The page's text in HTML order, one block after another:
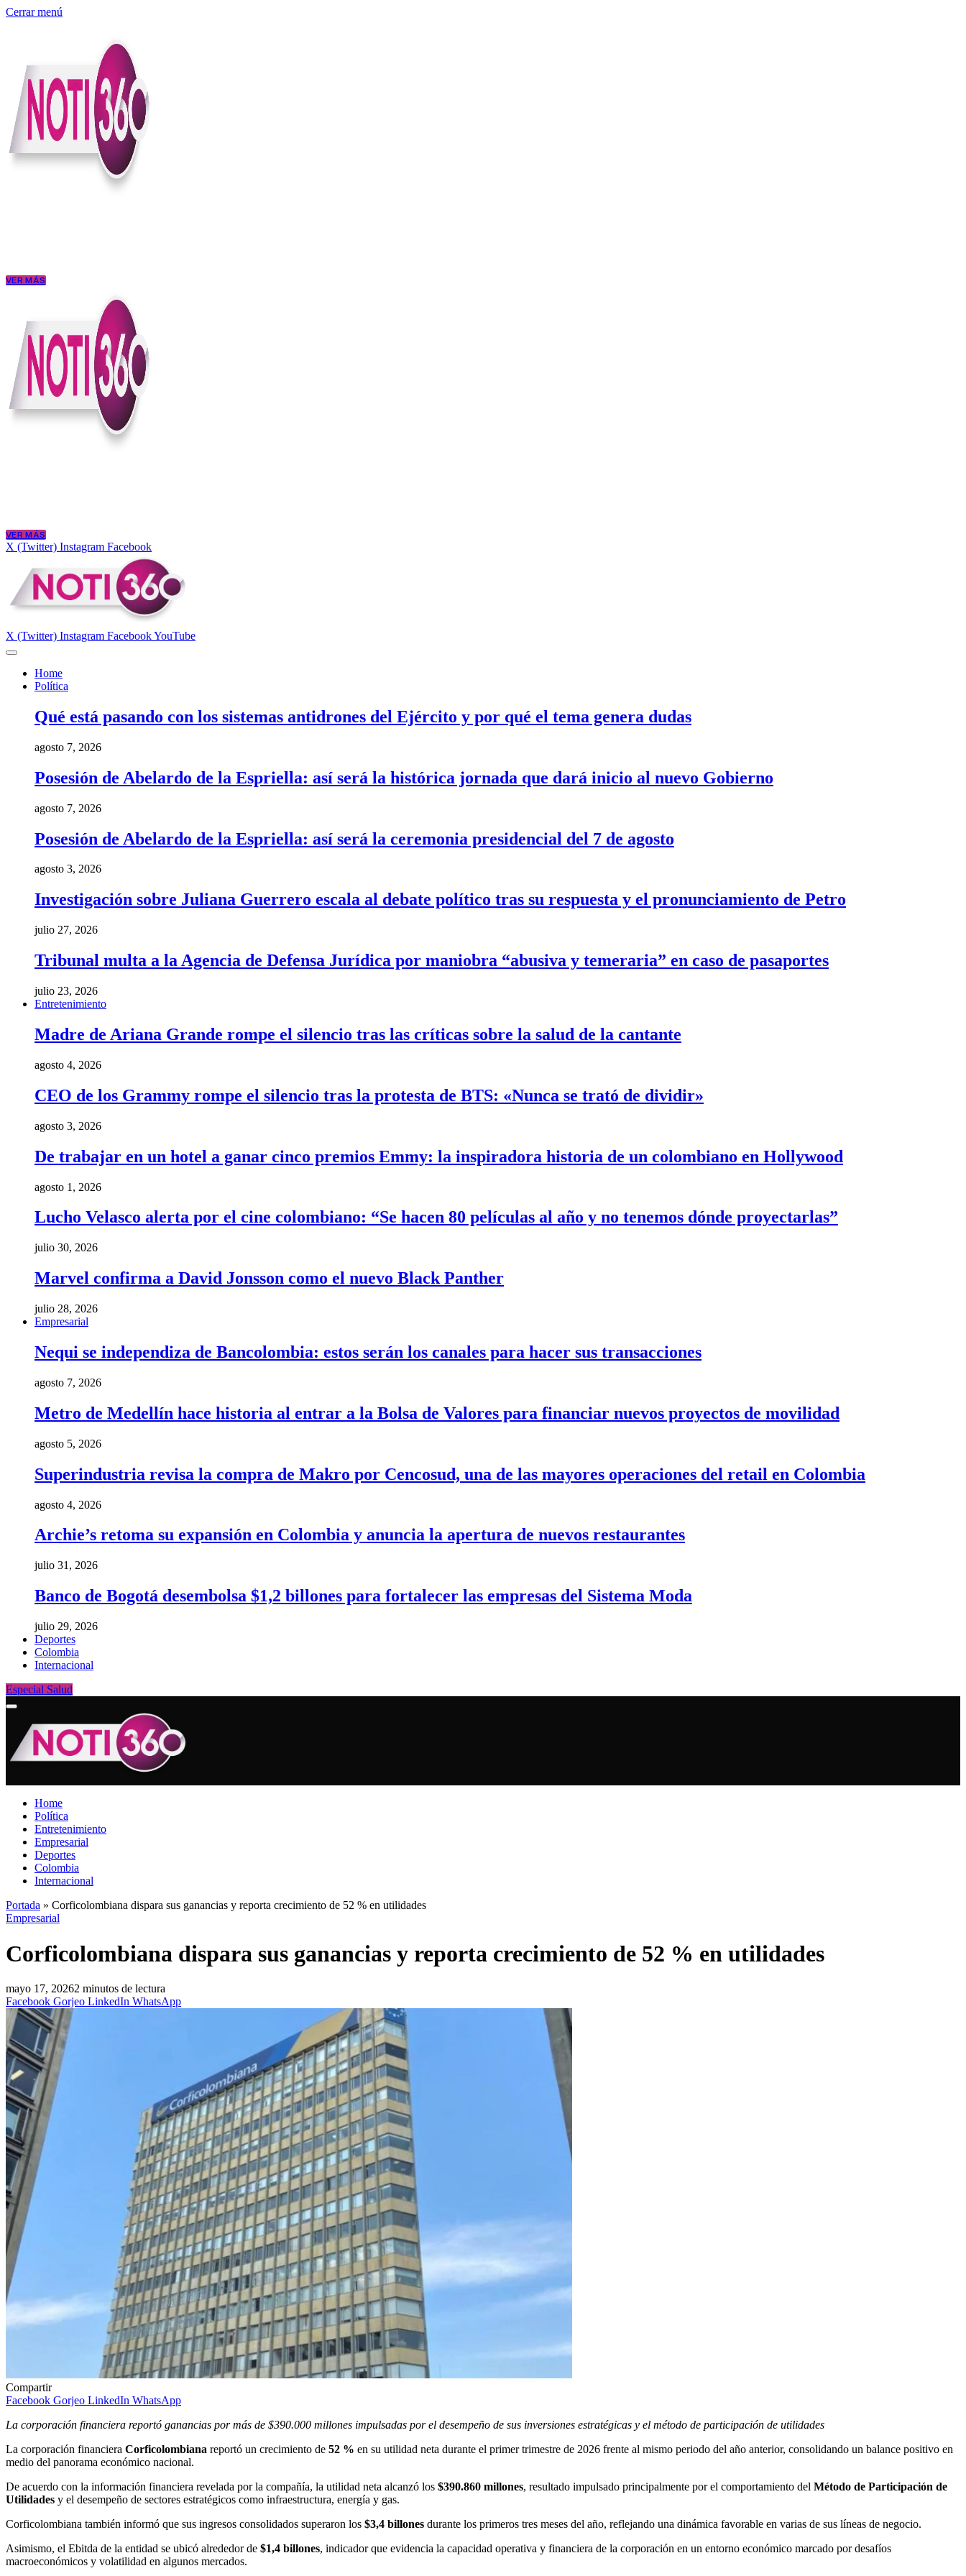
Cerrar menú
VER MÁS
VER MÁS
X (Twitter) Instagram Facebook
X (Twitter) Instagram FacebookYouTube
Home
Política
Qué está pasando con los sistemas antidrones del Ejército y por qué el tema genera dudas
agosto 7, 2026
Posesión de Abelardo de la Espriella: así será la histórica jornada que dará inicio al nuevo Gobierno
agosto 7, 2026
Posesión de Abelardo de la Espriella: así será la ceremonia presidencial del 7 de agosto
agosto 3, 2026
Investigación sobre Juliana Guerrero escala al debate político tras su respuesta y el pronunciamiento de Petro
julio 27, 2026
Tribunal multa a la Agencia de Defensa Jurídica por maniobra “abusiva y temeraria” en caso de pasaportes
julio 23, 2026
Entretenimiento
Madre de Ariana Grande rompe el silencio tras las críticas sobre la salud de la cantante
agosto 4, 2026
CEO de los Grammy rompe el silencio tras la protesta de BTS: «Nunca se trató de dividir»
agosto 3, 2026
De trabajar en un hotel a ganar cinco premios Emmy: la inspiradora historia de un colombiano en Hollywood
agosto 1, 2026
Lucho Velasco alerta por el cine colombiano: “Se hacen 80 películas al año y no tenemos dónde proyectarlas”
julio 30, 2026
Marvel confirma a David Jonsson como el nuevo Black Panther
julio 28, 2026
Empresarial
Nequi se independiza de Bancolombia: estos serán los canales para hacer sus transacciones
agosto 7, 2026
Metro de Medellín hace historia al entrar a la Bolsa de Valores para financiar nuevos proyectos de movilidad
agosto 5, 2026
Superindustria revisa la compra de Makro por Cencosud, una de las mayores operaciones del retail en Colombia
agosto 4, 2026
Archie’s retoma su expansión en Colombia y anuncia la apertura de nuevos restaurantes
julio 31, 2026
Banco de Bogotá desembolsa $1,2 billones para fortalecer las empresas del Sistema Moda
julio 29, 2026
Deportes
Colombia
Internacional
Especial Salud
Home
Política
Entretenimiento
Empresarial
Deportes
Colombia
Internacional
Portada » Corficolombiana dispara sus ganancias y reporta crecimiento de 52 % en utilidades
Empresarial
Corficolombiana dispara sus ganancias y reporta crecimiento de 52 % en utilidades
mayo 17, 20262 minutos de lectura
Facebook Gorjeo LinkedIn WhatsApp
Compartir
Facebook Gorjeo LinkedIn WhatsApp
La corporación financiera reportó ganancias por más de $390.000 millones impulsadas por el desempeño de sus inversiones estratégicas y el método de participación de utilidades
La corporación financiera Corficolombiana reportó un crecimiento de 52 % en su utilidad neta durante el primer trimestre de 2026 frente al mismo periodo del año anterior, consolidando un balance positivo en
medio del panorama económico nacional.
De acuerdo con la información financiera revelada por la compañía, la utilidad neta alcanzó los $390.860 millones, resultado impulsado principalmente por el comportamiento del Método de Participación de
Utilidades y el desempeño de sectores estratégicos como infraestructura, energía y gas.
Corficolombiana también informó que sus ingresos consolidados superaron los $3,4 billones durante los primeros tres meses del año, reflejando una dinámica favorable en varias de sus líneas de negocio.
Asimismo, el Ebitda de la entidad se ubicó alrededor de $1,4 billones, indicador que evidencia la capacidad operativa y financiera de la corporación en un entorno económico marcado por desafíos
macroeconómicos y volatilidad en algunos mercados.